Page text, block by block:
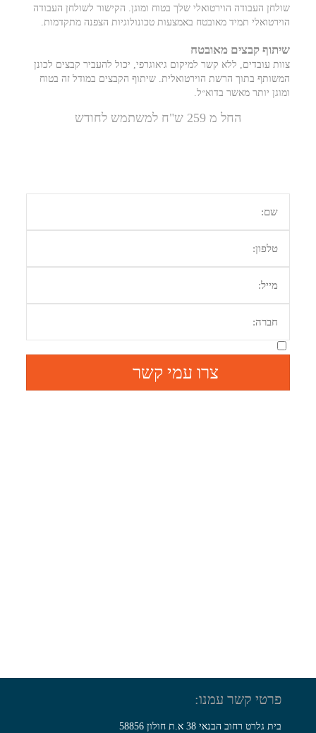
שולחן העבודה הוירטואלי שלך בטוח ומוגן. הקישור לשולחן העבודה
הוירטואלי תמיד מאובטח באמצעות טכונולוגיות הצפנה מתקדמות.
שיתוף קבצים מאובטח
צוות עובדים, ללא קשר למיקום גיאוגרפי, יכול להעביר קבצים לכונן
המשותף בתוך הרשת הוירטואלית. שיתוף הקבצים במודל זה בטוח
ומוגן יותר מאשר בדוא״ל.
החל מ 259 ש"ח למשתמש לחודש
צרו עמי קשר
פרטי קשר עמנו:
בית גלרט רחוב הבנאי 38 א.ת חולון 58856